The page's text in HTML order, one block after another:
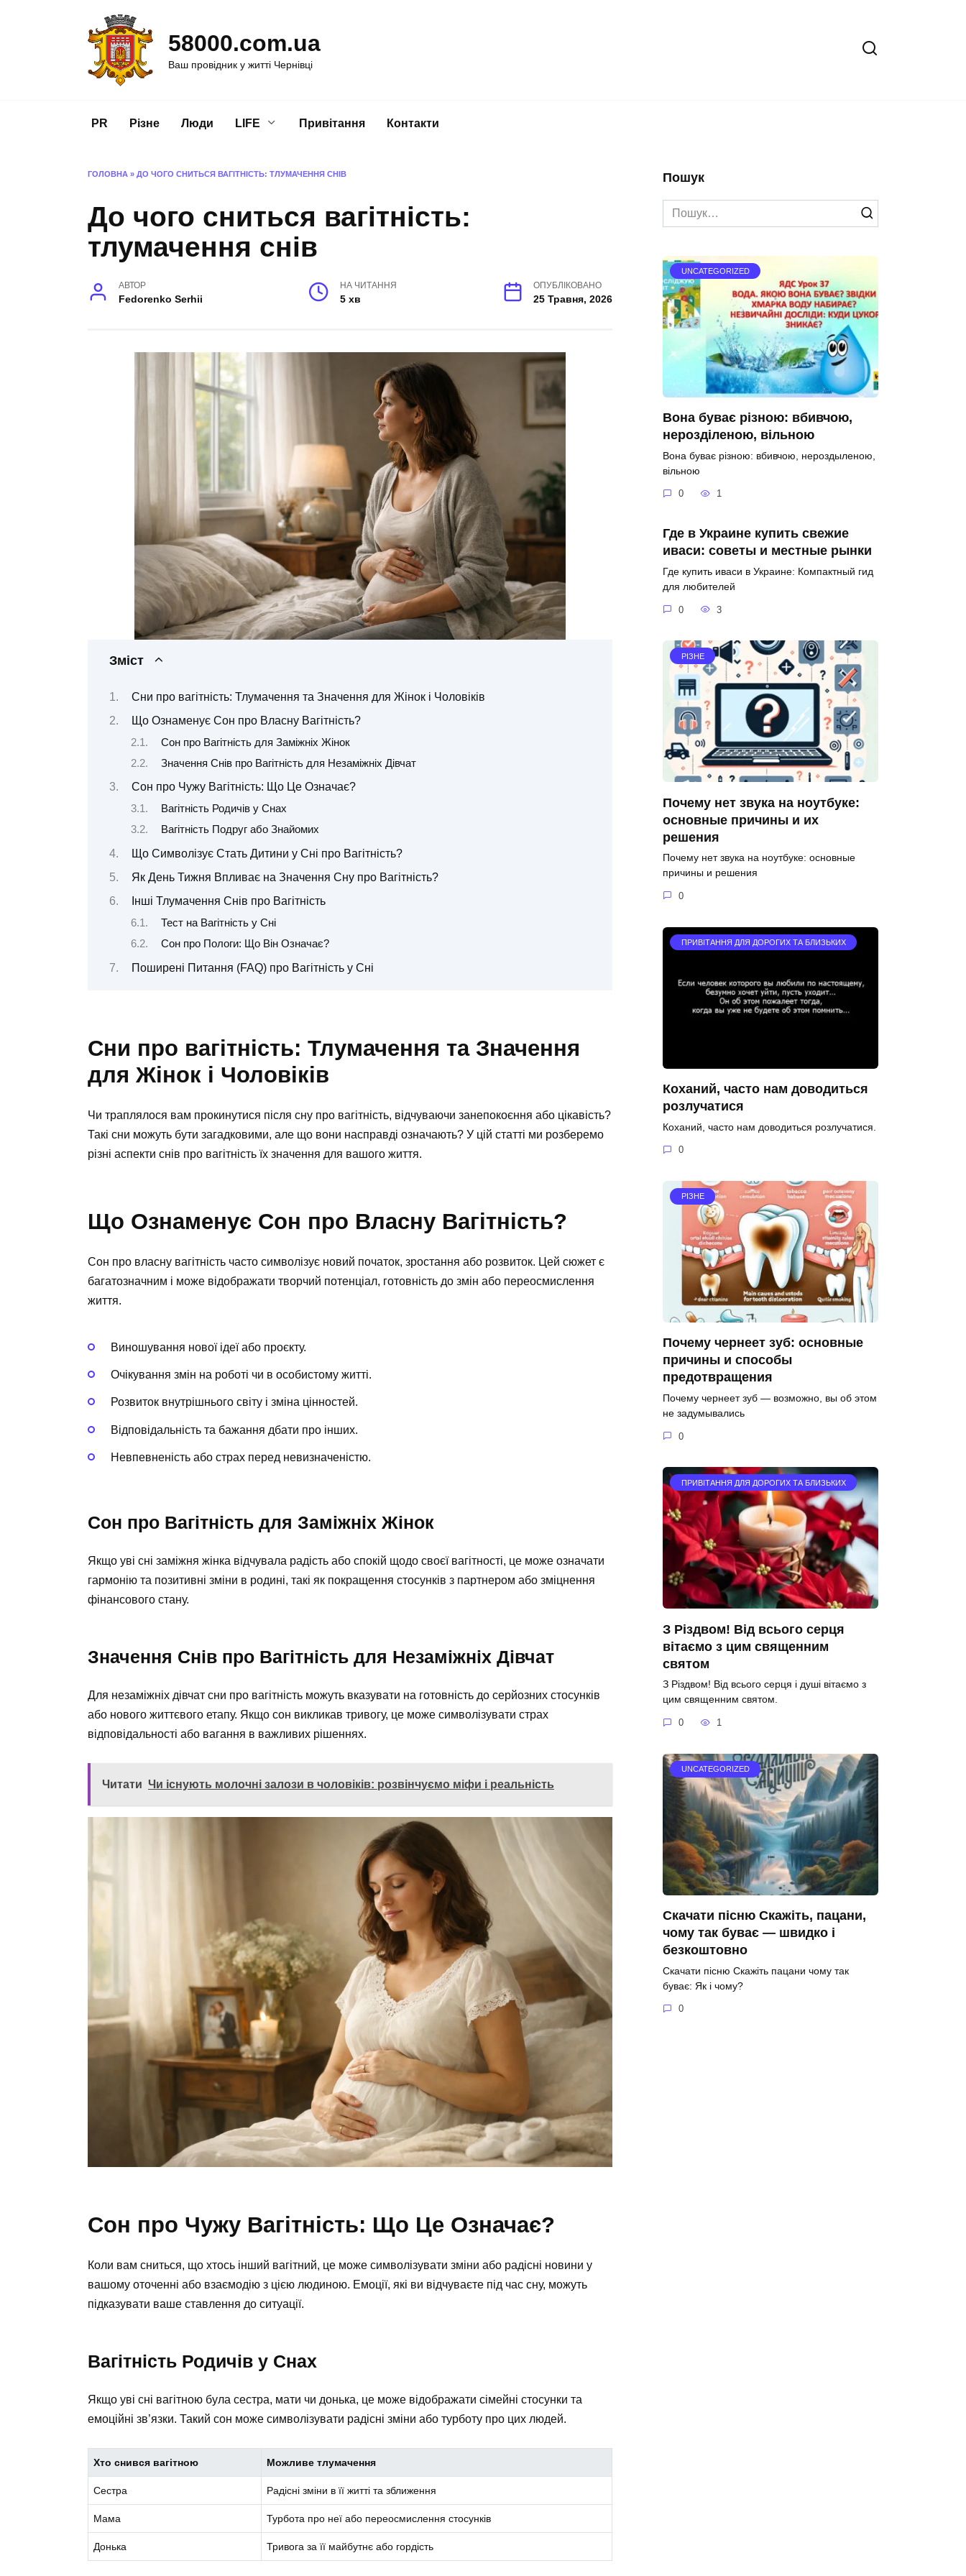
58000.com.ua
Ваш провідник у житті Чернівці
PR Різне Люди LIFE Привітання Контакти
ГОЛОВНА » ДО ЧОГО СНИТЬСЯ ВАГІТНІСТЬ: ТЛУМАЧЕННЯ СНІВ
До чого сниться вагітність:
тлумачення снів
АВТОР
Fedorenko Serhii
НА ЧИТАННЯ
5 хв
ОПУБЛІКОВАНО
25 Травня, 2026
Зміст
Сни про вагітність: Тлумачення та Значення для Жінок і Чоловіків
Що Ознаменує Сон про Власну Вагітність?
Сон про Вагітність для Заміжніх Жінок
Значення Снів про Вагітність для Незаміжніх Дівчат
Сон про Чужу Вагітність: Що Це Означає?
Вагітність Родичів у Снах
Вагітність Подруг або Знайомих
Що Символізує Стать Дитини у Сні про Вагітність?
Як День Тижня Впливає на Значення Сну про Вагітність?
Інші Тлумачення Снів про Вагітність
Тест на Вагітність у Сні
Сон про Пологи: Що Він Означає?
Поширені Питання (FAQ) про Вагітність у Сні
Сни про вагітність: Тлумачення та Значення
для Жінок і Чоловіків
Чи траплялося вам прокинутися після сну про вагітність, відчуваючи занепокоєння або цікавість?
Такі сни можуть бути загадковими, але що вони насправді означають? У цій статті ми розберемо
різні аспекти снів про вагітність їх значення для вашого життя.
Що Ознаменує Сон про Власну Вагітність?
Сон про власну вагітність часто символізує новий початок, зростання або розвиток. Цей сюжет є
багатозначним і може відображати творчий потенціал, готовність до змін або переосмислення
життя.
Виношування нової ідеї або проєкту.
Очікування змін на роботі чи в особистому житті.
Розвиток внутрішнього світу і зміна цінностей.
Відповідальність та бажання дбати про інших.
Невпевненість або страх перед невизначеністю.
Сон про Вагітність для Заміжніх Жінок
Якщо уві сні заміжня жінка відчувала радість або спокій щодо своєї вагітності, це може означати
гармонію та позитивні зміни в родині, такі як покращення стосунків з партнером або зміцнення
фінансового стану.
Значення Снів про Вагітність для Незаміжніх Дівчат
Для незаміжніх дівчат сни про вагітність можуть вказувати на готовність до серйозних стосунків
або нового життєвого етапу. Якщо сон викликав тривогу, це може символізувати страх
відповідальності або вагання в важливих рішеннях.
Читати Чи існують молочні залози в чоловіків: розвінчуємо міфи і реальність
Сон про Чужу Вагітність: Що Це Означає?
Коли вам сниться, що хтось інший вагітний, це може символізувати зміни або радісні новини у
вашому оточенні або взаємодію з цією людиною. Емоції, які ви відчуваєте під час сну, можуть
підказувати ваше ставлення до ситуації.
Вагітність Родичів у Снах
Якщо уві сні вагітною була сестра, мати чи донька, це може відображати сімейні стосунки та
емоційні зв’язки. Такий сон може символізувати радісні зміни або турботу про цих людей.
Хто снився вагітною Можливе тлумачення
Сестра Радісні зміни в її житті та зближення
Мама Турбота про неї або переосмислення стосунків
Донька Тривога за її майбутнє або гордість
Пошук
Search
for:
UNCATEGORIZED
Вона буває різною: вбивчою,
нерозділеною, вільною
Вона буває різною: вбивчою, нероздыленою,
вільною
0 1
Где в Украине купить свежие
иваси: советы и местные рынки
Где купить иваси в Украине: Компактный гид
для любителей
0 3
РІЗНЕ
Почему нет звука на ноутбуке:
основные причины и их
решения
Почему нет звука на ноутбуке: основные
причины и решения
0
ПРИВІТАННЯ ДЛЯ ДОРОГИХ ТА БЛИЗЬКИХ
Коханий, часто нам доводиться
розлучатися
Коханий, часто нам доводиться розлучатися.
0
РІЗНЕ
Почему чернеет зуб: основные
причины и способы
предотвращения
Почему чернеет зуб — возможно, вы об этом
не задумывались
0
ПРИВІТАННЯ ДЛЯ ДОРОГИХ ТА БЛИЗЬКИХ
З Різдвом! Від всього серця
вітаємо з цим священним
святом
З Різдвом! Від всього серця і душі вітаємо з
цим священним святом.
0 1
UNCATEGORIZED
Скачати пісню Скажіть, пацани,
чому так буває — швидко і
безкоштовно
Скачати пісню Скажіть пацани чому так
буває: Як і чому?
0